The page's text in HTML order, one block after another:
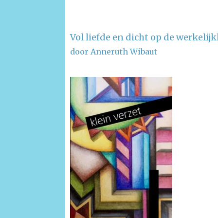
Vol liefde en dicht op de
door Anneruth Wibaut